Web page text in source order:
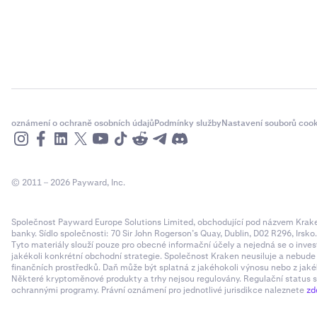
oznámení o ochraně osobních údajůPodmínky službyNastavení souborů
© 2011 – 2026 Payward, Inc.
Společnost Payward Europe Solutions Limited, obchodující pod názvem
banky. Sídlo společnosti: 70 Sir John Rogerson’s Quay, Dublin, D02 R296,
Tyto materiály slouží pouze pro obecné informační účely a nejedná se o
jakékoli konkrétní obchodní strategie. Společnost Kraken neusiluje a
finančních prostředků. Daň může být splatná z jakéhokoli výnosu nebo z
Některé kryptoměnové produkty a trhy nejsou regulovány. Regulační
ochrannými programy. Právní oznámení pro jednotlivé jurisdikce naleznete